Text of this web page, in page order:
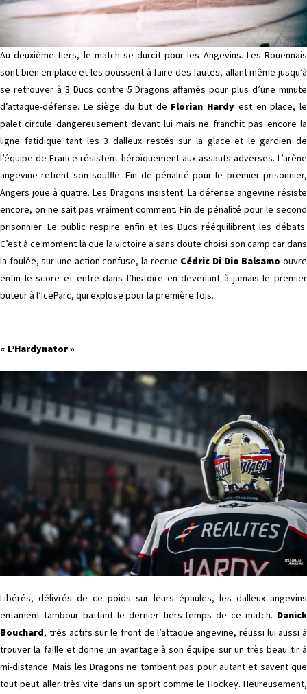
Au deuxième tiers, le match se durcit pour les Angevins. Les Rouennais
sont bien en place et les poussent à faire des fautes, allant même jusqu’à
se retrouver à 3 Ducs contre 5 Dragons affamés pour plus d’une minute
d’attaque-défense. Le siège du but de Florian Hardy est en place, le
palet circule dangereusement devant lui mais ne franchit pas encore la
ligne fatidique tant les 3 dalleux restés sur la glace et le gardien de
l’équipe de France résistent héroïquement aux assauts adverses. L’arène
angevine retient son souffle. Fin de pénalité pour le premier prisonnier,
Angers joue à quatre. Les Dragons insistent. La défense angevine résiste
encore, on ne sait pas vraiment comment. Fin de pénalité pour le second
prisonnier. Le public respire enfin et les Ducs rééquilibrent les débats.
C’est à ce moment là que la victoire a sans doute choisi son camp car dans
la foulée, sur une action confuse, la recrue Cédric Di Dio Balsamo ouvre
enfin le score et entre dans l’histoire en devenant à jamais le premier
buteur à l’IceParc, qui explose pour la première fois.
« L’Hardynator »
Libérés, délivrés de ce poids sur leurs épaules, les dalleux angevins
entament tambour battant le dernier tiers-temps de ce match. Danick
Bouchard, très actifs sur le front de l’attaque angevine, réussi lui aussi à
trouver la faille et donne un avantage à son équipe sur un très beau tir à
mi-distance. Mais les Dragons ne tombent pas pour autant et savent que
tout peut aller très vite dans un sport comme le Hockey. Heureusement,